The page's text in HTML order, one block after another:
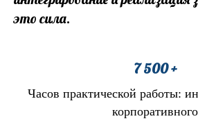
это сила.
7 500 +
Часов практической работы:
корпоративного